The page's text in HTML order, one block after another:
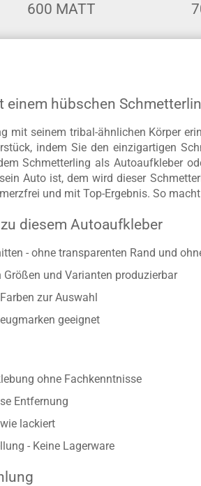
600 MATT
einem hübschen
mit seinem tribal-ähnlichen Körper
indem Sie den einzigartigen
Schmetterling als Autoaufkleber
Auto ist, dem wird dieser
und mit Top-Ergebnis. So
diesem Autoaufkleber
- ohne transparenten Rand und
Größen und Varianten produzierbar
zur Auswahl
geeignet
ohne Fachkenntnisse
Entfernung
lackiert
- Keine Lagerware